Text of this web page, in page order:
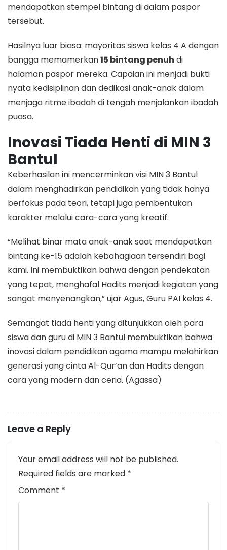
mendapatkan stempel bintang di dalam paspor
tersebut.
Hasilnya luar biasa: mayoritas siswa kelas 4 A dengan
bangga memamerkan15 bintang penuh di
halaman paspor mereka. Capaian ini menjadi bukti
nyata kedisiplinan dan dedikasi anak-anak dalam
menjaga ritme ibadah di tengah menjalankan ibadah
puasa.
Inovasi Tiada Henti di MIN 3
Bantul
Keberhasilan ini mencerminkan visi MIN 3 Bantul
dalam menghadirkan pendidikan yang tidak hanya
berfokus pada teori, tetapi juga pembentukan
karakter melalui cara-cara yang kreatif.
“Melihat binar mata anak-anak saat mendapatkan
bintang ke-15 adalah kebahagiaan tersendiri bagi
kami. Ini membuktikan bahwa dengan pendekatan
yang tepat, menghafal Hadits menjadi kegiatan yang
sangat menyenangkan,” ujar Agus, Guru PAI kelas 4.
Semangat tiada henti yang ditunjukkan oleh para
siswa dan guru di MIN 3 Bantul membuktikan bahwa
inovasi dalam pendidikan agama mampu melahirkan
generasi yang cinta Al-Qur’an dan Hadits dengan
cara yang modern dan ceria. (Agassa)
Leave a Reply
Your email address will not be published.
Required fields are marked *
Comment *